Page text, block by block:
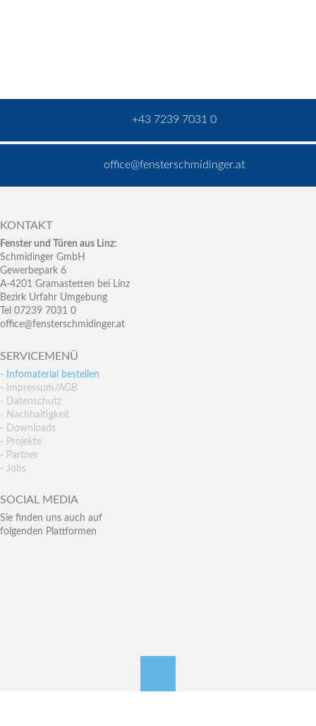
+43 7239 7031 0
office@fensterschmidinger.at
KONTAKT
Fenster und Türen aus Linz:
Schmidinger GmbH
Gewerbepark 6
A-4201 Gramastetten bei Linz
Bezirk Urfahr Umgebung
Tel 07239 7031 0
office@fensterschmidinger.at
SERVICEMENÜ
- Infomaterial bestellen
- Impressum/AGB
- Datenschutz
- Nachhaltigkeit
- Downloads
- Projekte
- Partner
- Jobs
SOCIAL MEDIA
Sie finden uns auch auf
folgenden Plattformen